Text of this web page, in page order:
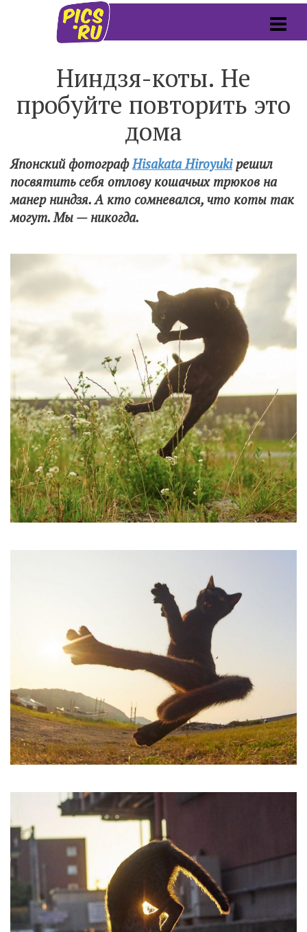
Ниндзя-коты. Не
пробуйте повторить это
дома
Японский фотографHisakata Hiroyukiрешил
посвятить себя отлову кошачьих трюков на
манер ниндзя. А кто сомневался, что коты так
могут. Мы — никогда.